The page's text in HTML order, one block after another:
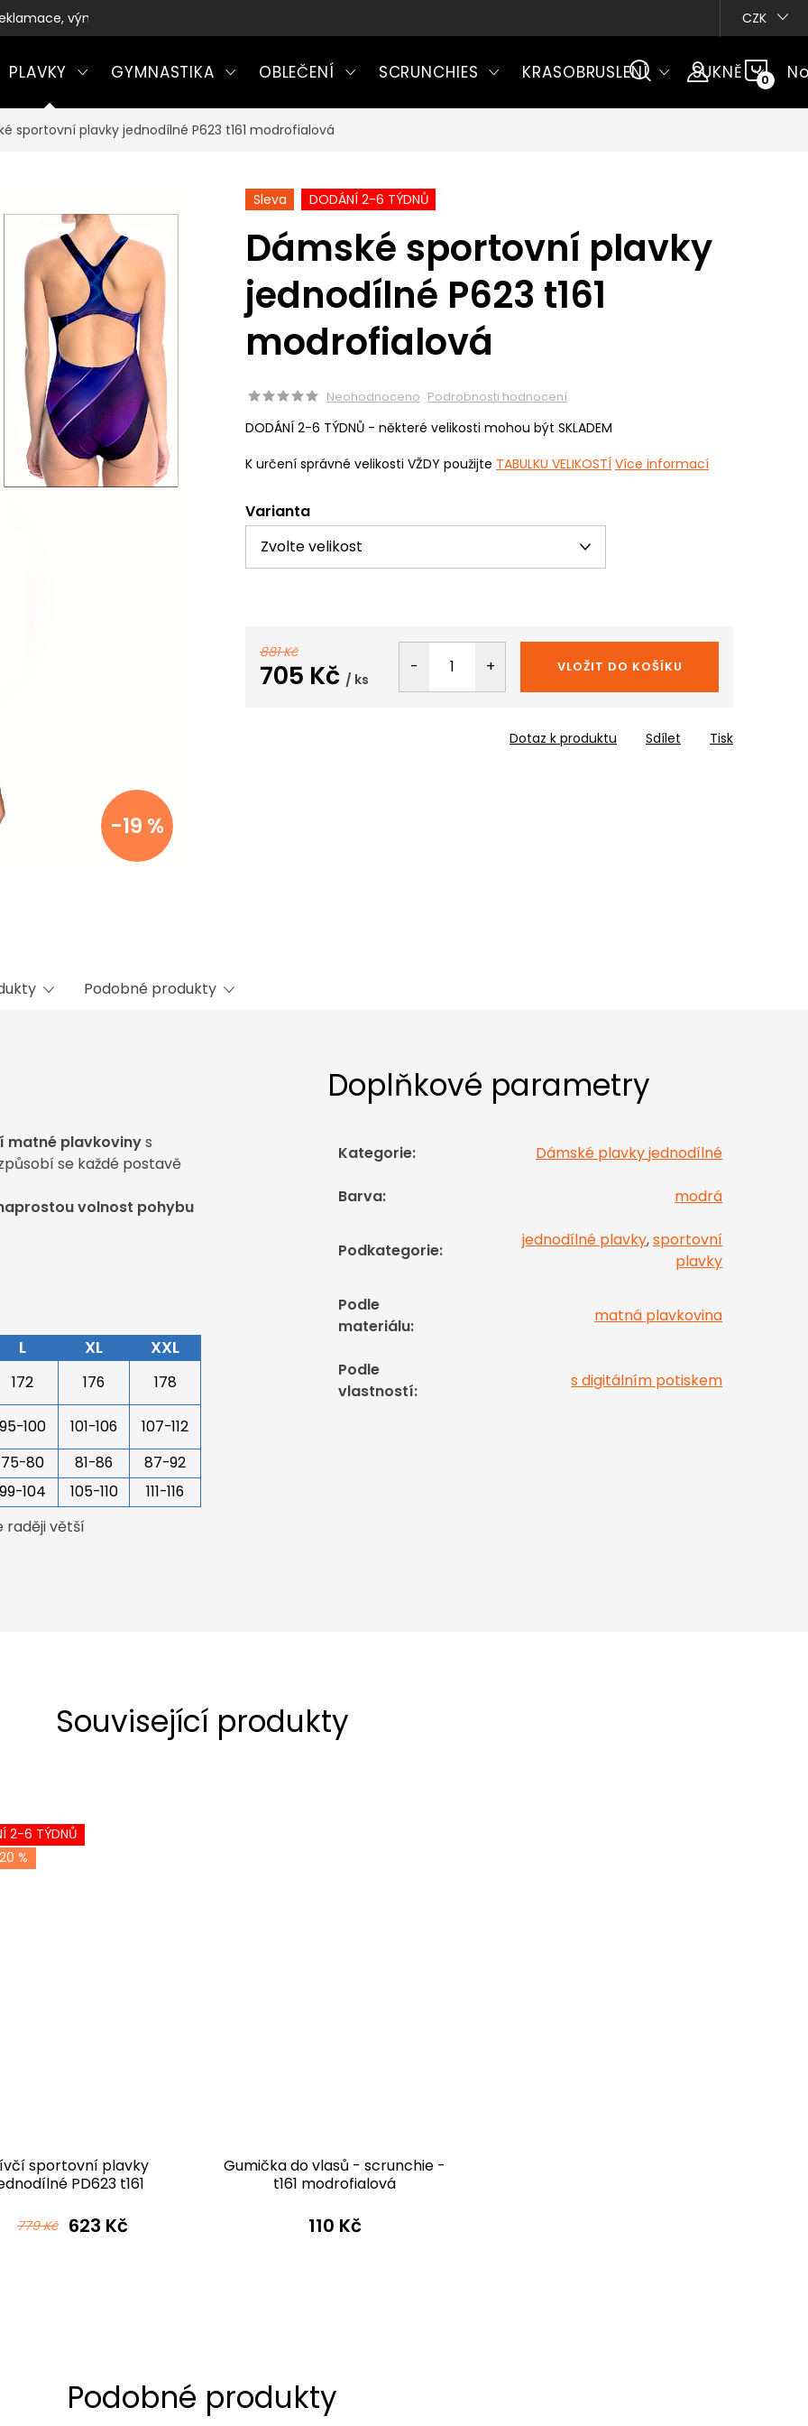
výměny a vrácení zboží CZK
PLAVKY GYMNASTIKA OBLEČENÍ SCRUNCHIES KRASOBRUSLENÍ SUKNĚ
sportovní plavky jednodílné P623 t161 modrofialová
-19 %
Sleva DODÁNÍ 2-6 TÝDNŮ
Dámské sportovní plavky
jednodílné P623 t161
modrofialová
Neohodnoceno Podrobnosti hodnocení
DODÁNÍ 2-6 TÝDNŮ - některé velikosti mohou být SKLADEM
K určení správné velikosti VŽDY použijte TABULKU VELIKOSTÍ Více informací
Varianta
881 Kč
705 Kč / ks
VLOŽIT DO KOŠÍKU
Tisk
Dotaz k produktu Sdílet
Podobné produkty
matné plavkovinys
se každé postavě
volnost pohybu
L XL XXL
172 176 178
95-100 101-106
107-112
75-80
81-86
87-92
99-104
105-110
111-116
raději větší
Doplňkové parametry
Kategorie: Dámské plavky jednodílné
Barva: modrá
Podkategorie:
jednodílné plavky,sportovní
plavky
Podle
materiálu:
matná plavkovina
Podle
vlastností:
s digitálním potiskem
Související produkty
2-6 TÝDNŮ
%
sportovní plavky
PD623 t161
779 Kč 623 Kč
Gumička do vlasů - scrunchie -
t161 modrofialová
110 Kč